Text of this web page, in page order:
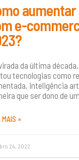
e-
da última
tecnologias como
inteligência
que ser dono de
MAIS »
24, 2022